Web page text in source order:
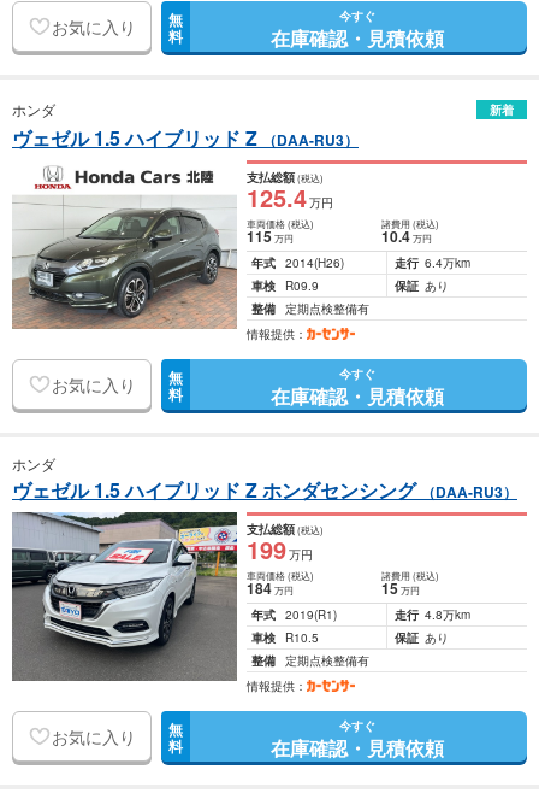
お気に入り 無
料
今すぐ
在庫確認・見積依頼
ホンダ 新着
ヴェゼル 1.5 ハイブリッド Z （DAA-RU3）
支払総額(税込)
125.4万円
車両価格(税込)
115万円
諸費用 (税込)
10.4 万円
年式 2014(H26) 走行 6.4万km
車検
R09.9 保証 あり
整備 定期点検整備有
情報提供：
お気に入り 無
料
今すぐ
在庫確認・見積依頼
ホンダ
ヴェゼル 1.5 ハイブリッド Z ホンダセンシング （DAA-RU3）
支払総額(税込)
199万円
車両価格(税込)
184万円
諸費用 (税込)
15 万円
年式 2019(R1) 走行 4.8万km
車検
R10.5 保証 あり
整備 定期点検整備有
情報提供：
お気に入り 無
料
今すぐ
在庫確認・見積依頼